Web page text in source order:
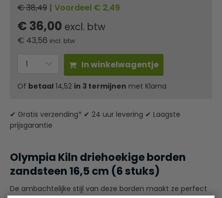
€ 38,49 | Voordeel € 2,49
€ 36,00 excl. btw
€ 43,56 incl. btw
In winkelwagentje
Of betaal 14,52 in 3 termijnen met Klarna
✔ Gratis verzending* ✔ 24 uur levering ✔ Laagste
prijsgarantie
Olympia Kiln driehoekige borden
zandsteen 16,5 cm (6 stuks)
De ambachtelijke stijl van deze borden maakt ze perfect